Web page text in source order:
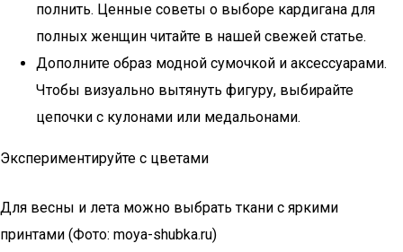
полнить. Ценные советы о выборе кардигана для
полных женщин читайте в нашей свежей статье.
Дополните образ модной сумочкой и аксессуарами.
Чтобы визуально вытянуть фигуру, выбирайте
цепочки с кулонами или медальонами.
Экспериментируйте с цветами
Для весны и лета можно выбрать ткани с яркими
принтами (Фото: moya-shubka.ru)